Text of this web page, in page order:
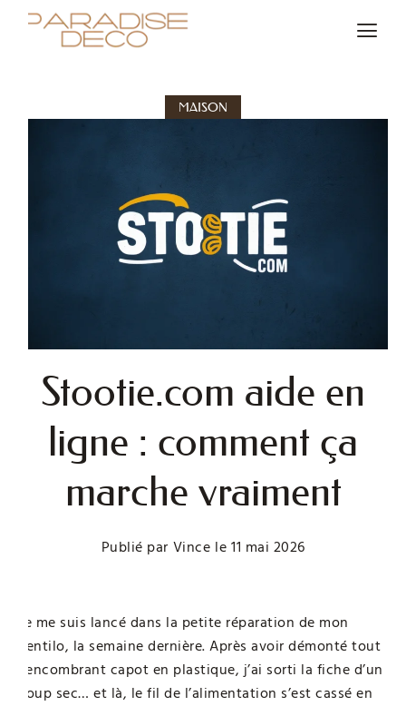
MAISON
Stootie.com aide en
ligne : comment ça
marche vraiment
Publié par Vince le 11 mai 2026
Je me suis lancé dans la petite réparation de mon
ventilo, la semaine dernière. Après avoir démonté tout
l’encombrant capot en plastique, j’ai sorti la fiche d’un
coup sec… et là, le fil de l’alimentation s’est cassé en